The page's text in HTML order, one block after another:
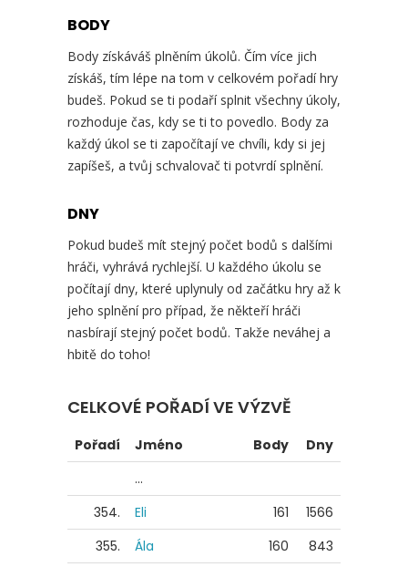
BODY
Body získáváš plněním úkolů. Čím více jich
získáš, tím lépe na tom v celkovém pořadí hry
budeš. Pokud se ti podaří splnit všechny úkoly,
rozhoduje čas, kdy se ti to povedlo. Body za
každý úkol se ti započítají ve chvíli, kdy si jej
zapíšeš, a tvůj schvalovač ti potvrdí splnění.
DNY
Pokud budeš mít stejný počet bodů s dalšími
hráči, vyhrává rychlejší. U každého úkolu se
počítají dny, které uplynuly od začátku hry až k
jeho splnění pro případ, že někteří hráči
nasbírají stejný počet bodů. Takže neváhej a
hbitě do toho!
CELKOVÉ POŘADÍ VE VÝZVĚ
Pořadí Jméno Body
Dny
...
354.
Eli 161
1566
355.
Ála 160 843